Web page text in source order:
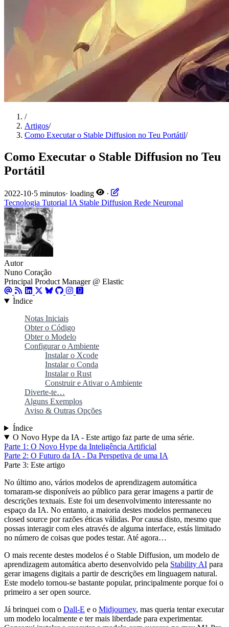
/
Artigos/
Como Executar o Stable Diffusion no Teu Portátil/
Como Executar o Stable Diffusion no Teu
Portátil
2022-10·5 minutos· loading
·
Tecnologia Tutorial IA Stable Diffusion Rede Neuronal
Autor
Nuno Coração
Principal Product Manager @ Elastic
Índice
Notas Iniciais
Obter o Código
Obter o Modelo
Configurar o Ambiente
Instalar o Xcode
Instalar o Conda
Instalar o Rust
Construir e Ativar o Ambiente
Diverte-te…
Alguns Exemplos
Aviso & Outras Opções
Índice
O Novo Hype da IA - Este artigo faz parte de uma série.
Parte 1: O Novo Hype da Inteligência Artificial
Parte 2: O Futuro da IA - Da Perspetiva de uma IA
Parte 3: Este artigo
No último ano, vários modelos de aprendizagem automática
tornaram-se disponíveis ao público para gerar imagens a partir de
descrições textuais. Este foi um desenvolvimento interessante no
espaço da IA. No entanto, a maioria destes modelos permaneceu
closed source por razões éticas válidas. Por causa disto, mesmo que
possas interagir com eles através de alguma interface, estás limitado
no número de coisas que podes testar. Até agora…
O mais recente destes modelos é o Stable Diffusion, um modelo de
aprendizagem automática aberto desenvolvido pela Stability AI para
gerar imagens digitais a partir de descrições em linguagem natural.
Este modelo tornou-se bastante popular, principalmente porque foi o
primeiro a ser open source.
Já brinquei com o Dall-E e o Midjourney, mas queria tentar executar
um modelo localmente e ter mais liberdade para experimentar.